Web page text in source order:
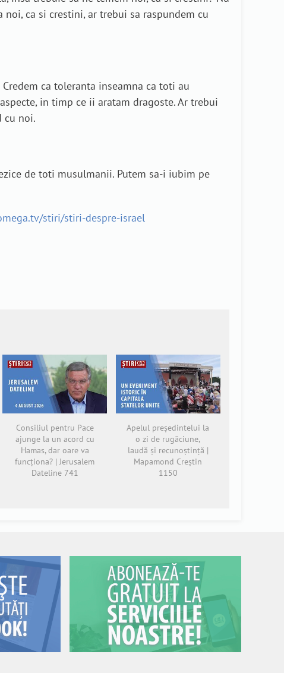
ca si crestini, ar trebui sa raspundem cu
ca toleranta inseamna ca toti au
in timp ce ii aratam dragoste. Ar trebui
cu noi.
de toti musulmanii. Putem sa-i iubim pe
stiri/stiri-despre-israel
Consiliul pentru Pace
ajunge la un acord cu
Hamas, dar oare va
funcționa? | Jerusalem
Dateline 741
Apelul președintelui la
o zi de rugăciune,
laudă și recunoștință |
Mapamond Creștin
1150